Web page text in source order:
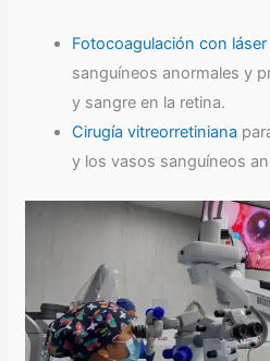
Fotocoagulación con láser
sanguíneos anormales y
y sangre en la retina.
Cirugía vitreorretiniana
y los vasos sanguíneos